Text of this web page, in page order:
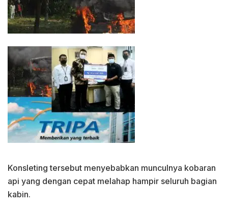
Konsleting tersebut menyebabkan munculnya kobaran
api yang dengan cepat melahap hampir seluruh bagian
kabin.